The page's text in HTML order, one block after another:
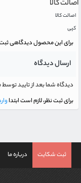
اصالت کالا
اصالت کالا
کپی
برای این محصول دیدگاهی
ارسال دیدگاه
دیدگاه شما بعد از تایید
برای ثبت نظر، لازم است ابتدا
ثبت شکایت درباره ما